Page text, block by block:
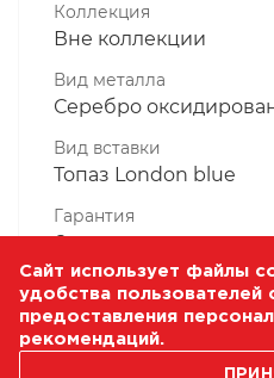
Коллекция
Вне коллекции
Вид металла
Серебро
Вид вставки
Топаз London blue
Гарантия
6 месяцев
Комплектность, шт
1 Штука
Масса, гр
Сайт использует файлы
удобства пользователей
предоставления
рекомендаций.